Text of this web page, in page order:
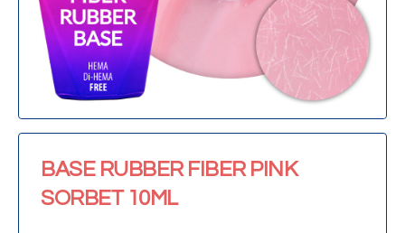
BASE RUBBER FIBER PINK
SORBET 10ML